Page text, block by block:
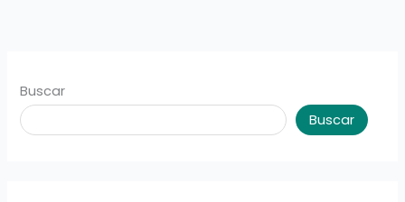
Buscar
Buscar